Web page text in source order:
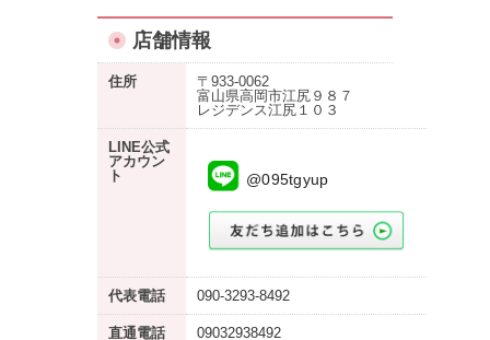
店舗情報
住所
〒933-0062
富山県高岡市江尻９８７
レジデンス江尻１０３
LINE公式
アカウン
ト
@095tgyup
代表電話 090-3293-8492
直通電話 09032938492